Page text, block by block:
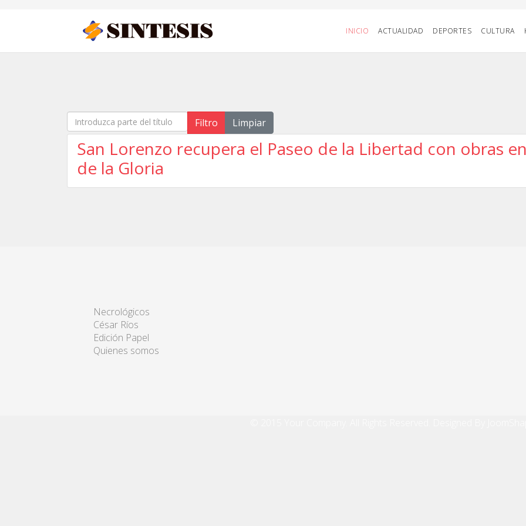
INICIO ACTUALIDAD DEPORTES CULTURA
Introduzca parte del título Filtro Limpiar
San Lorenzo recupera el Paseo de la Libertad con obras
de la Gloria
Necrológicos
César Ríos
Edición Papel
Quienes somos